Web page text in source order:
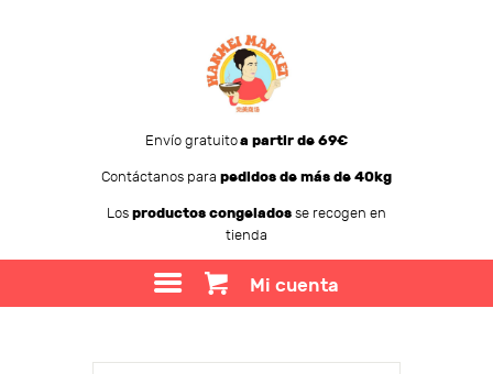
Envío gratuitoa partir de 69€
Contáctanos parapedidos de más de 40kg
Losproductos congeladosse recogen en
tienda
Mi cuenta
WANMEI MARKET
SOBRE WANMEI